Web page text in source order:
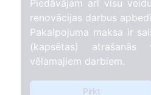
Piedāvājam arī visu
renovācijas darbus
Pakalpojuma maksa ir
(kapsētas)
vēlamajiem darbiem.
Pirkt